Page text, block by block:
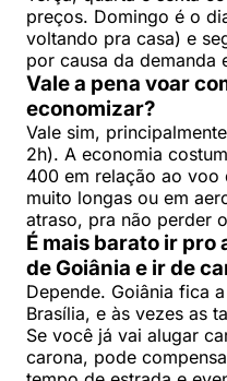
preços. Domingo é o
voltando pra casa) e
por causa da demanda
Vale a pena voar
economizar?
Vale sim,
2h). A economia
400 em relação ao voo
muito longas ou em
atraso, pra não perder
É mais barato ir pro
de Goiânia e ir de
Depende. Goiânia fica
Brasília, e às vezes as
Se você já vai alugar
carona, pode